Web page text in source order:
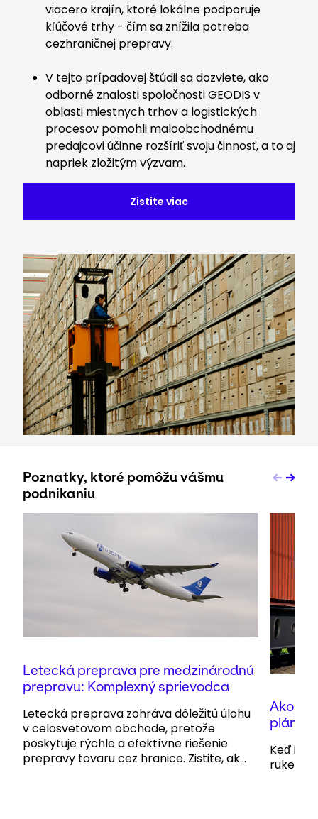
viacero krajín, ktoré lokálne podporuje
kľúčové trhy - čím sa znížila potreba
cezhraničnej prepravy.
V tejto prípadovej štúdii sa dozviete, ako
odborné znalosti spoločnosti GEODIS v
oblasti miestnych trhov a logistických
procesov pomohli maloobchodnému
predajcovi účinne rozšíriť svoju činnosť, a to aj
napriek zložitým výzvam.
Zistite viac
Keepeek
Poznatky, ktoré pomôžu vášmu
podnikaniu
Letecká preprava pre medzinárodnú
prepravu: Komplexný sprievodca
Letecká preprava zohráva dôležitú úlohu
v celosvetovom obchode, pretože
poskytuje rýchle a efektívne riešenie
prepravy tovaru cez hranice. Zistite, ak...
Ako a
plán
Keď ide
ruke so